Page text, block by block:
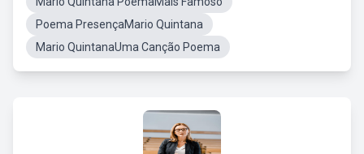
Poema PresençaMario Quintana
Mario QuintanaUma Canção Poema